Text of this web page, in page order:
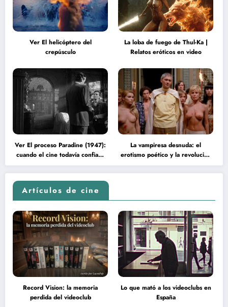
Ver El helicóptero del
crepúsculo
La loba de fuego de Thul-Ka |
Relatos eróticos en video
Ver El proceso Paradine (1947):
cuando el cine todavía confiaba
en la inteligencia del espectador
La vampiresa desnuda: el
erotismo poético y la revolución
psicodélica de Jean Rollin
Artículos de cine
Record Vision: la memoria
perdida del videoclub
Lo que mató a los videoclubs en
España